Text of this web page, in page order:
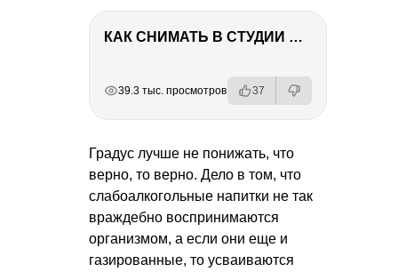
КАК СНИМАТЬ В СТУДИИ СО ВСПЫШКАМИ
39.3 тыс. просмотров 37
Градус лучше не понижать, что
верно, то верно. Дело в том, что
слабоалкогольные напитки не так
враждебно воспринимаются
организмом, а если они еще и
газированные, то усваиваются